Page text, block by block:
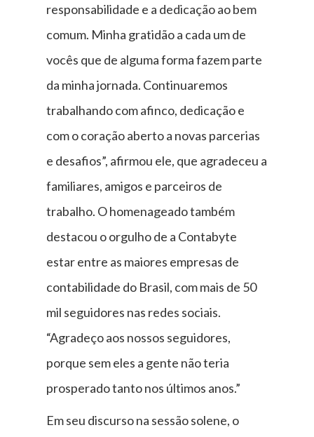
responsabilidade e a dedicação ao bem
comum. Minha gratidão a cada um de
vocês que de alguma forma fazem parte
da minha jornada. Continuaremos
trabalhando com afinco, dedicação e
com o coração aberto a novas parcerias
e desafios”, afirmou ele, que agradeceu a
familiares, amigos e parceiros de
trabalho. O homenageado também
destacou o orgulho de a Contabyte
estar entre as maiores empresas de
contabilidade do Brasil, com mais de 50
mil seguidores nas redes sociais.
“Agradeço aos nossos seguidores,
porque sem eles a gente não teria
prosperado tanto nos últimos anos.”
Em seu discurso na sessão solene, o